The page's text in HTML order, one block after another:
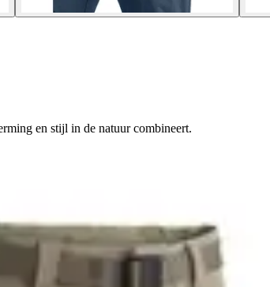
en stijl in de natuur combineert.